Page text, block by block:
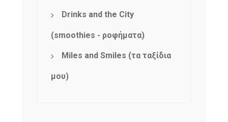
Drinks and the City
(smoothies - ροφήματα)
Miles and Smiles (τα ταξίδια
μου)